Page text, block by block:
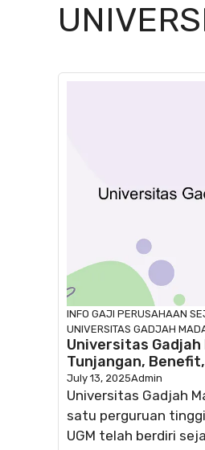
INFO GAJI PERUSAHAAN
UNIVERSITAS GADJAH
Universitas Gadjah
Tunjangan,
July 13, 2025Admin
Universitas Gadjah
satu perguruan
UGM telah berdiri